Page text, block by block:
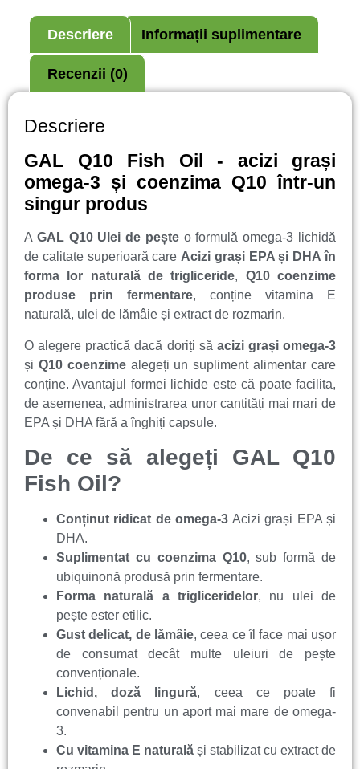
Descriere Informații suplimentare
Recenzii (0)
Descriere
GAL Q10 Fish Oil - acizi grași
omega-3 și coenzima Q10 într-un
singur produs
A GAL Q10 Ulei de peșteo formulă omega-3 lichidă
de calitate superioară care Acizi grași EPA și DHA în
forma lor naturală de trigliceride, Q10 coenzime
produse prin fermentare, conține vitamina E
naturală, ulei de lămâie și extract de rozmarin.
O alegere practică dacă doriți să acizi grași omega-3
și Q10 coenzimealegeți un supliment alimentar care
conține. Avantajul formei lichide este că poate facilita,
de asemenea, administrarea unor cantități mai mari de
EPA și DHA fără a înghiți capsule.
De ce să alegeți GAL Q10
Fish Oil?
Conținut ridicat de omega-3 Acizi grași EPA și
DHA.
Suplimentat cu coenzima Q10, sub formă de
ubiquinonă produsă prin fermentare.
Forma naturală a trigliceridelor, nu ulei de
pește ester etilic.
Gust delicat, de lămâie, ceea ce îl face mai ușor
de consumat decât multe uleiuri de pește
convenționale.
Lichid, doză lingură, ceea ce poate fi
convenabil pentru un aport mai mare de omega-
3.
Cu vitamina E naturală și stabilizat cu extract de